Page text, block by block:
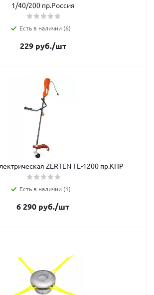
1/40/200 пр.Россия
Есть в наличии (6)
229руб./шт
ZERTEN TE-1200 пр.КНР
Есть в наличии (1)
6 290 руб./шт